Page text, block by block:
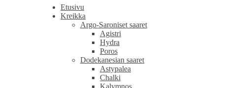
Etusivu
Kreikka
Argo-Saroniset saaret
Agistri
Hydra
Poros
Dodekanesian saaret
Astypalea
Chalki
Kalymnos